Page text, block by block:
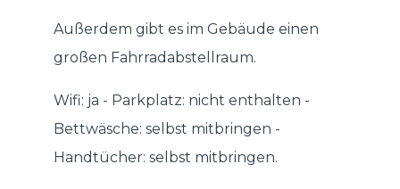
Außerdem gibt es im Gebäude einen
großen Fahrradabstellraum.
Wifi: ja - Parkplatz: nicht enthalten -
Bettwäsche: selbst mitbringen -
Handtücher: selbst mitbringen.